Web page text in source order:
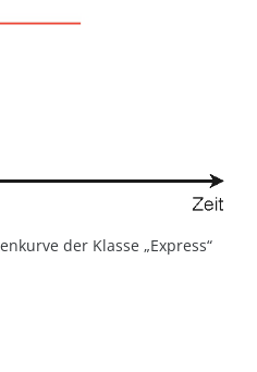
der Klasse „Express“